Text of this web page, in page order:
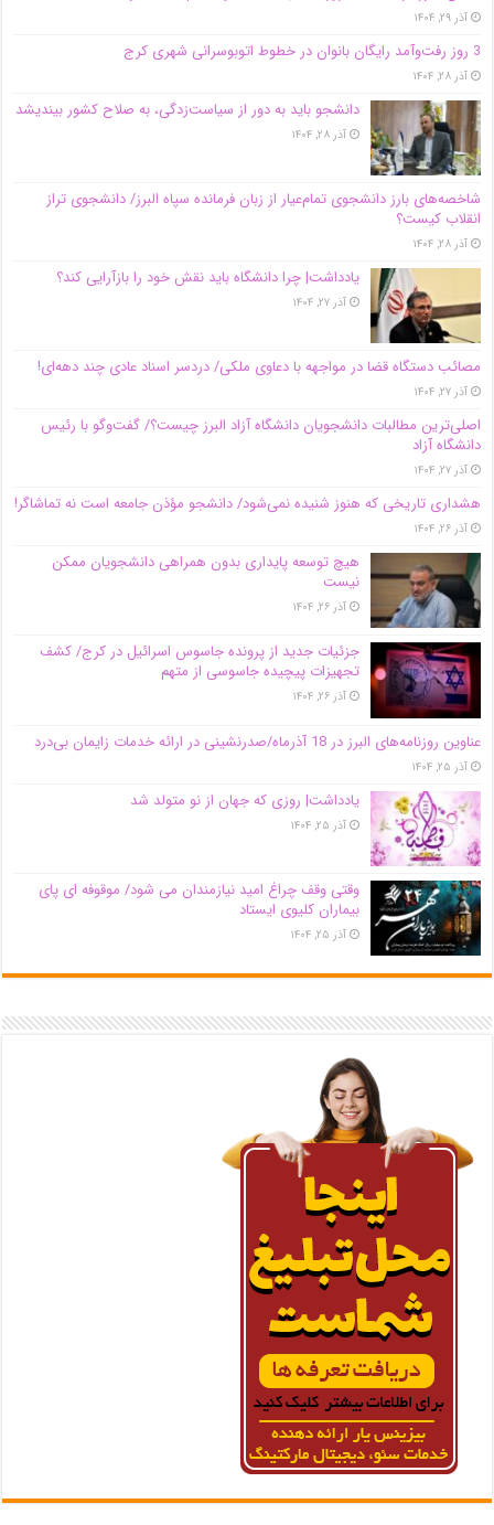
آذر ۲۹, ۱۴۰۴
3 روز رفت‌وآمد رایگان بانوان در خطوط اتوبوسرانی شهری کرج
آذر ۲۸, ۱۴۰۴
دانشجو باید به دور از سیاست‌زدگی، به صلاح کشور بیندیشد
آذر ۲۸, ۱۴۰۴
شاخصه‌های بارز دانشجوی تمام‌عیار از زبان فرمانده سپاه البرز/ دانشجوی تراز
انقلاب کیست؟
آذر ۲۸, ۱۴۰۴
یادداشت| چرا دانشگاه باید نقش خود را بازآرایی کند؟
آذر ۲۷, ۱۴۰۴
مصائب دستگاه قضا در مواجهه با دعاوی ملکی/ دردسر اسناد عادی چند‌ دهه‌ای!
آذر ۲۷, ۱۴۰۴
اصلی‌ترین مطالبات دانشجویان دانشگاه آزاد البرز چیست؟/ گفت‌وگو با رئیس
دانشگاه آز‌اد
آذر ۲۷, ۱۴۰۴
هشداری تاریخی که هنوز شنیده نمی‌شود/ دانشجو مؤذن جامعه است نه تماشاگر!
آذر ۲۶, ۱۴۰۴
هیچ توسعه پایداری بدون همراهی دانشجویان ممکن
نیست
آذر ۲۶, ۱۴۰۴
جزئیات جدید از پرونده جاسوس اسرائیل در کرج/‌ کشف
تجهیزات پیچیده جاسوسی از متهم
آذر ۲۶, ۱۴۰۴
عناوین روزنامه‌های البرز در ‌18 آذرماه/صدرنشینی در ارائه خدمات زایمان بی‌درد
آذر ۲۵, ۱۴۰۴
یادداشت| روزی که جهان از نو متولد شد
آذر ۲۵, ۱۴۰۴
وقتی وقف چراغ امید نیازمندان می شود/ موقوفه ای پای
بیماران کلیوی ایستاد
آذر ۲۵, ۱۴۰۴